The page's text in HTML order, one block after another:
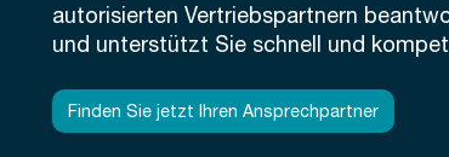
autorisierten Vertriebspartnern
und unterstützt Sie schnell und
Finden Sie jetzt Ihren Ansprechpartner